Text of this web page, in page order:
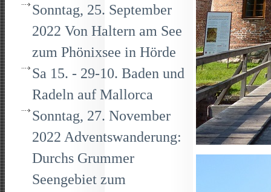
Sonntag, 25. September
2022 Von Haltern am See
zum Phönixsee in Hörde
Sa 15. - 29-10. Baden und
Radeln auf Mallorca
Sonntag, 27. November
2022 Adventswanderung:
Durchs Grummer
Seengebiet zum